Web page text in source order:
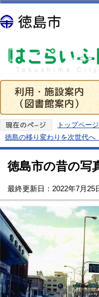
トップページ
徳島の移り変わりを次世代
徳島市の昔の
最終更新日：2022年7月25